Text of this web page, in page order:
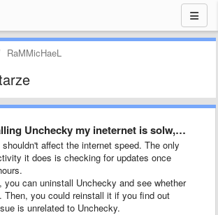
RaMMicHaeL
my ineternet is solw, whats going on? …
affect the internet speed. The only
it does is checking for updates once
you can uninstall Unchecky and see whether
Then, you could reinstall it if you find out
is unrelated to Unchecky.